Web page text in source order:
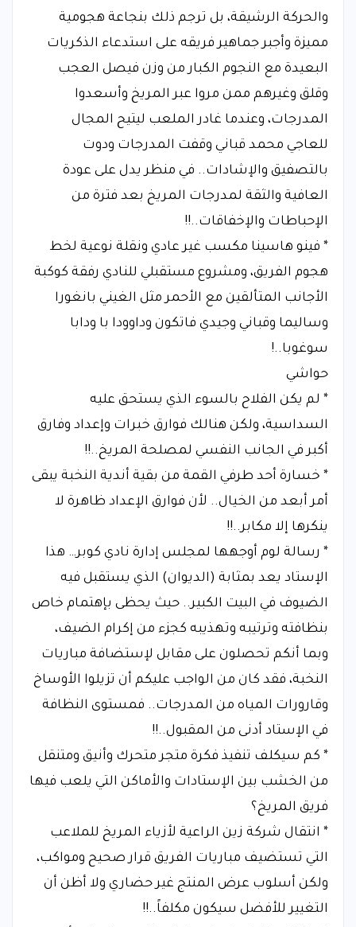
والحركة الرشيقة، بل ترجم ذلك بنجاعة هجومية
مميزة وأجبر جماهير فريقه على استدعاء الذكريات
البعيدة مع النجوم الكبار من وزن فيصل العجب
وقلق وغيرهم ممن مروا عبر المريخ وأسعدوا
المدرجات، وعندما غادر الملعب ليتيح المجال
للعاجي محمد قباني وقفت المدرجات ودوت
بالتصفيق والإشادات.. في منظر يدل على عودة
العافية والثقة لمدرجات المريخ بعد فترة من
الإحباطات والإخفاقات..!!
* فينو هاسينا مكسب غير عادي ونقلة نوعية لخط
هجوم الفريق، ومشروع مستقبلي للنادي رفقة كوكبة
الأجانب المتألقين مع الأحمر مثل الغيني بانغورا
وساليما وقباني وجيدي فاتكون وداوودا با ودابا
سوغوبا..!
حواشي
* لم يكن الفلاح بالسوء الذي يستحق عليه
السداسية، ولكن هنالك فوارق خبرات وإعداد وفارق
أكبر في الجانب النفسي لمصلحة المريخ..!!
* خسارة أحد طرفي القمة من بقية أندية النخبة يبقى
أمر أبعد من الخيال.. لأن فوارق الإعداد ظاهرة لا
ينكرها إلا مكابر..!!
* رسالة لوم أوجهها لمجلس إدارة نادي كوبر… هذا
الإستاد يعد بمثابة (الديوان) الذي يستقبل فيه
الضيوف في البيت الكبير.. حيث يحظى بإهتمام خاص
بنظافته وترتيبه وتهذيبه كجزء من إكرام الضيف،
وبما أنكم تحصلون على مقابل لإستضافة مباريات
النخبة، فقد كان من الواجب عليكم أن تزيلوا الأوساخ
وقارورات المياه من المدرجات.. فمستوى النظافة
في الإستاد أدنى من المقبول..!!
* كم سيكلف تنفيذ فكرة متجر متحرك وأنيق ومتنقل
من الخشب بين الإستادات والأماكن التي يلعب فيها
فريق المريخ؟
* انتقال شركة زين الراعية لأزياء المريخ للملاعب
التي تستضيف مباريات الفريق قرار صحيح ومواكب،
ولكن أسلوب عرض المنتج غير حضاري ولا أظن أن
التغيير للأفضل سيكون مكلفاً..!!